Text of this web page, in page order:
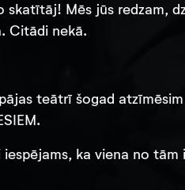
skatītāj! Mēs jūs redzam,
Citādi nekā.
teātrī šogad
ka viena no tām